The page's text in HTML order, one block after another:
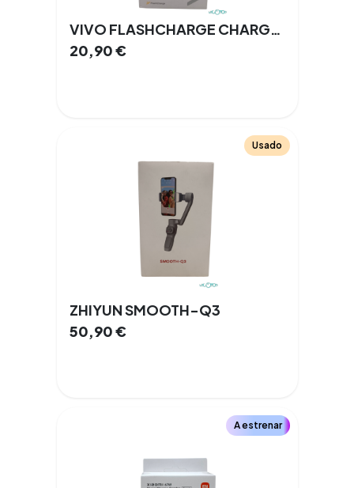
VIVO FLASHCHARGE CHARGER
20,90€
Usado
ZHIYUN SMOOTH-Q3
50,90€
A estrenar